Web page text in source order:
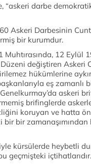
“askeri darbe
Askeri Darbesinin
bir kurumdur.
12 Eylül
değiştiren Askeri
hükümlerine
eş zamanlı
askeri
brifinglerde
koruyan ve hatta
bir
kürsülerde heybetli
geçmişteki içtihatlarıdır.